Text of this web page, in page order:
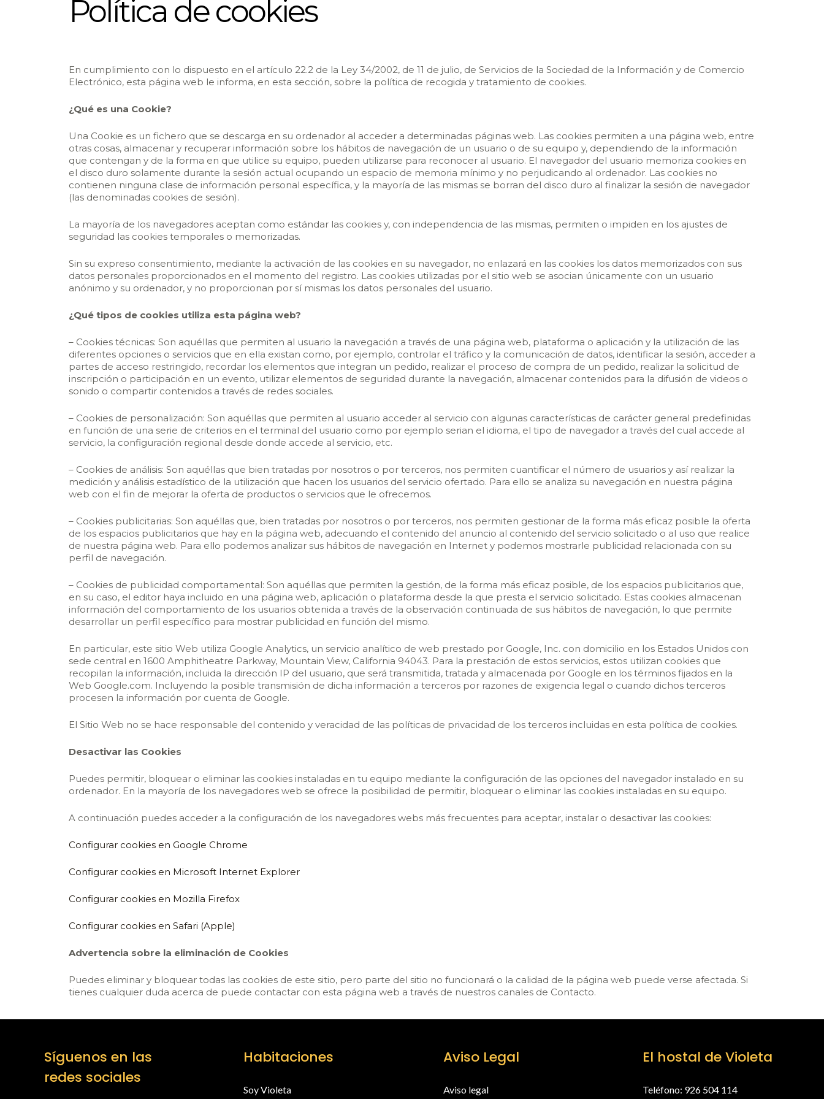
Política de cookies
En cumplimiento con lo dispuesto en el artículo 22.2 de la Ley 34/2002, de 11 de julio, de Servicios de la Sociedad de la Información y de Comercio
Electrónico, esta página web le informa, en esta sección, sobre la política de recogida y tratamiento de cookies.
¿Qué es una Cookie?
Una Cookie es un fichero que se descarga en su ordenador al acceder a determinadas páginas web. Las cookies permiten a una página web, entre
otras cosas, almacenar y recuperar información sobre los hábitos de navegación de un usuario o de su equipo y, dependiendo de la información
que contengan y de la forma en que utilice su equipo, pueden utilizarse para reconocer al usuario. El navegador del usuario memoriza cookies en
el disco duro solamente durante la sesión actual ocupando un espacio de memoria mínimo y no perjudicando al ordenador. Las cookies no
contienen ninguna clase de información personal específica, y la mayoría de las mismas se borran del disco duro al finalizar la sesión de navegador
(las denominadas cookies de sesión).
La mayoría de los navegadores aceptan como estándar las cookies y, con independencia de las mismas, permiten o impiden en los ajustes de
seguridad las cookies temporales o memorizadas.
Sin su expreso consentimiento, mediante la activación de las cookies en su navegador, no enlazará en las cookies los datos memorizados con sus
datos personales proporcionados en el momento del registro. Las cookies utilizadas por el sitio web se asocian únicamente con un usuario
anónimo y su ordenador, y no proporcionan por sí mismas los datos personales del usuario.
¿Qué tipos de cookies utiliza esta página web?
– Cookies técnicas: Son aquéllas que permiten al usuario la navegación a través de una página web, plataforma o aplicación y la utilización de las
diferentes opciones o servicios que en ella existan como, por ejemplo, controlar el tráfico y la comunicación de datos, identificar la sesión, acceder a
partes de acceso restringido, recordar los elementos que integran un pedido, realizar el proceso de compra de un pedido, realizar la solicitud de
inscripción o participación en un evento, utilizar elementos de seguridad durante la navegación, almacenar contenidos para la difusión de videos o
sonido o compartir contenidos a través de redes sociales.
– Cookies de personalización: Son aquéllas que permiten al usuario acceder al servicio con algunas características de carácter general predefinidas
en función de una serie de criterios en el terminal del usuario como por ejemplo serian el idioma, el tipo de navegador a través del cual accede al
servicio, la configuración regional desde donde accede al servicio, etc.
– Cookies de análisis: Son aquéllas que bien tratadas por nosotros o por terceros, nos permiten cuantificar el número de usuarios y así realizar la
medición y análisis estadístico de la utilización que hacen los usuarios del servicio ofertado. Para ello se analiza su navegación en nuestra página
web con el fin de mejorar la oferta de productos o servicios que le ofrecemos.
– Cookies publicitarias: Son aquéllas que, bien tratadas por nosotros o por terceros, nos permiten gestionar de la forma más eficaz posible la oferta
de los espacios publicitarios que hay en la página web, adecuando el contenido del anuncio al contenido del servicio solicitado o al uso que realice
de nuestra página web. Para ello podemos analizar sus hábitos de navegación en Internet y podemos mostrarle publicidad relacionada con su
perfil de navegación.
– Cookies de publicidad comportamental: Son aquéllas que permiten la gestión, de la forma más eficaz posible, de los espacios publicitarios que,
en su caso, el editor haya incluido en una página web, aplicación o plataforma desde la que presta el servicio solicitado. Estas cookies almacenan
información del comportamiento de los usuarios obtenida a través de la observación continuada de sus hábitos de navegación, lo que permite
desarrollar un perfil específico para mostrar publicidad en función del mismo.
En particular, este sitio Web utiliza Google Analytics, un servicio analítico de web prestado por Google, Inc. con domicilio en los Estados Unidos con
sede central en 1600 Amphitheatre Parkway, Mountain View, California 94043. Para la prestación de estos servicios, estos utilizan cookies que
recopilan la información, incluida la dirección IP del usuario, que será transmitida, tratada y almacenada por Google en los términos fijados en la
Web Google.com. Incluyendo la posible transmisión de dicha información a terceros por razones de exigencia legal o cuando dichos terceros
procesen la información por cuenta de Google.
El Sitio Web no se hace responsable del contenido y veracidad de las políticas de privacidad de los terceros incluidas en esta política de cookies.
Desactivar las Cookies
Puedes permitir, bloquear o eliminar las cookies instaladas en tu equipo mediante la configuración de las opciones del navegador instalado en su
ordenador. En la mayoría de los navegadores web se ofrece la posibilidad de permitir, bloquear o eliminar las cookies instaladas en su equipo.
A continuación puedes acceder a la configuración de los navegadores webs más frecuentes para aceptar, instalar o desactivar las cookies:
Configurar cookies en Google Chrome
Configurar cookies en Microsoft Internet Explorer
Configurar cookies en Mozilla Firefox
Configurar cookies en Safari (Apple)
Advertencia sobre la eliminación de Cookies
Puedes eliminar y bloquear todas las cookies de este sitio, pero parte del sitio no funcionará o la calidad de la página web puede verse afectada. Si
tienes cualquier duda acerca de puede contactar con esta página web a través de nuestros canales de Contacto.
Síguenos en las
redes sociales
Habitaciones
Soy Violeta
Aviso Legal
Aviso legal
El hostal de Violeta
Teléfono: 926 504 114